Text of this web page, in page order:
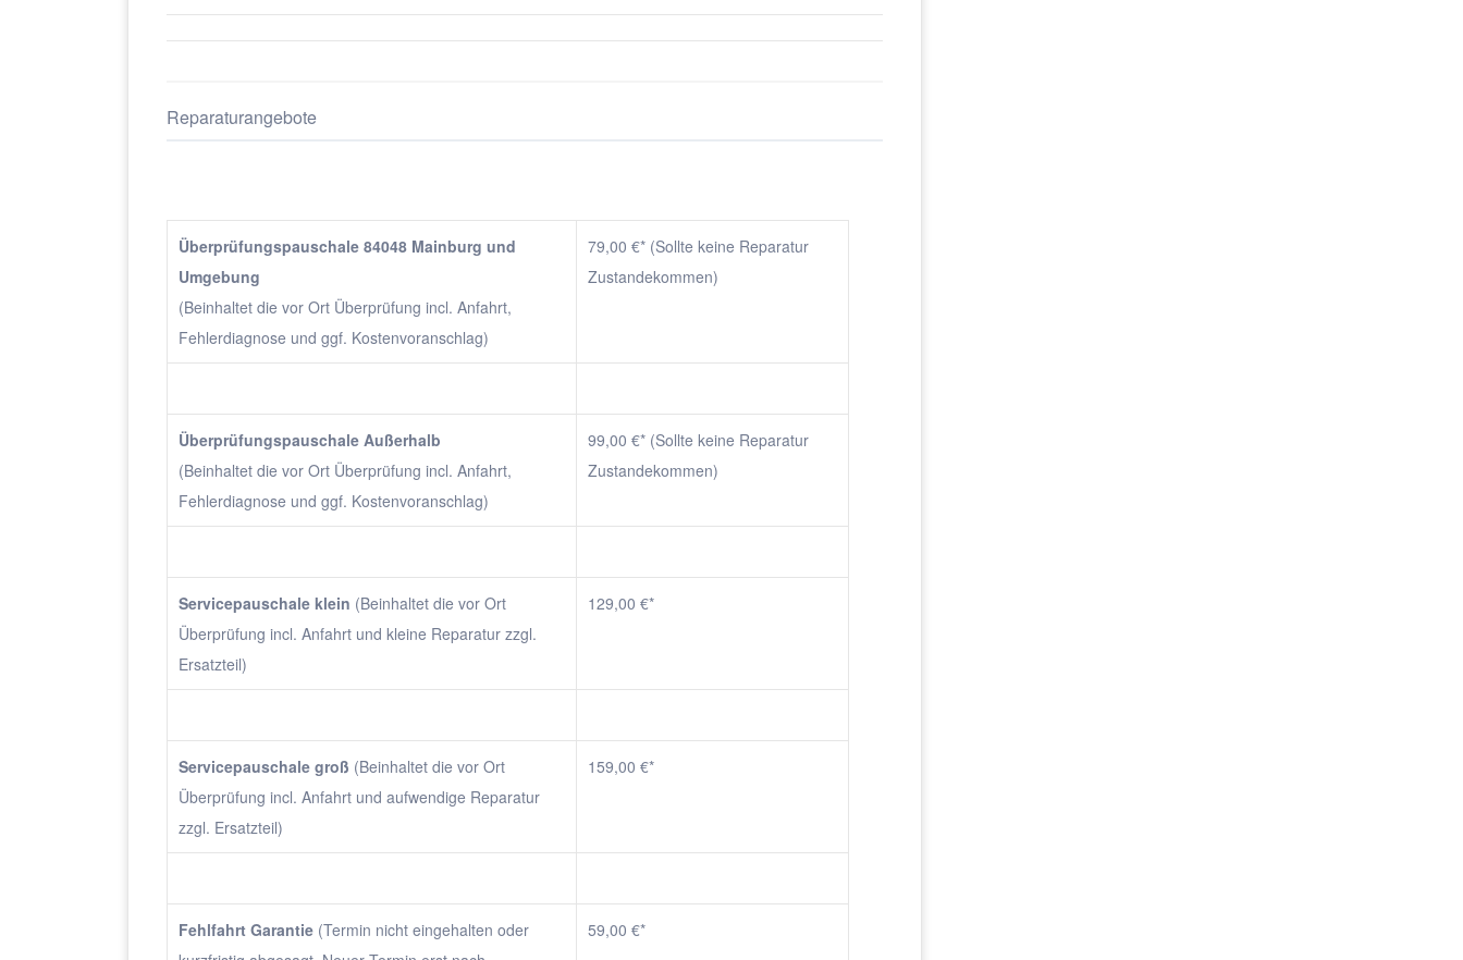
Reparaturangebote
Überprüfungspauschale 84048 Mainburg und
Umgebung
(Beinhaltet die vor Ort Überprüfung incl. Anfahrt,
Fehlerdiagnose und ggf. Kostenvoranschlag)
79,00 €* (Sollte keine Reparatur
Zustandekommen)
Überprüfungspauschale Außerhalb
(Beinhaltet die vor Ort Überprüfung incl. Anfahrt,
Fehlerdiagnose und ggf. Kostenvoranschlag)
99,00 €* (Sollte keine Reparatur
Zustandekommen)
Servicepauschale klein (Beinhaltet die vor Ort
Überprüfung incl. Anfahrt und kleine Reparatur zzgl.
Ersatzteil)
129,00 €*
Servicepauschale groß (Beinhaltet die vor Ort
Überprüfung incl. Anfahrt und aufwendige Reparatur
zzgl. Ersatzteil)
159,00 €*
Fehlfahrt Garantie (Termin nicht eingehalten oder
59,00 €*